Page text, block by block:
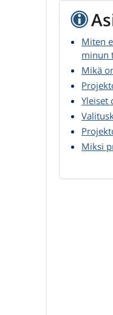
Miten
minun
Mikä
Yleiset
Miksi